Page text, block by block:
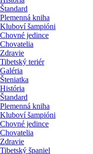
Štandard
Plemenná kniha
Kluboví šampióni
Chovné jedince
Chovatelia
Zdravie
Tibetský teriér
Galéria
Šteniatka
História
Štandard
Plemenná kniha
Kluboví šampióni
Chovné jedince
Chovatelia
Zdravie
Tibetský španiel